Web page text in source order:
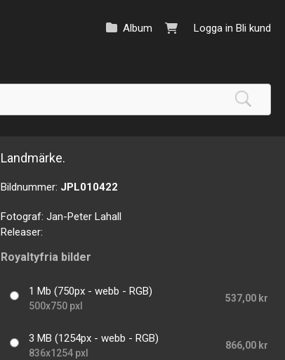
Logga in Bli kund
Album
Landmärke.
Bildnummer: JPL010422
Fotograf:Jan-Peter Lahall
Releaser:
Royaltyfria bilder
1 Mb (750px - webb - RGB)
500x750 pxl
537,00 kr
3 MB (1254px - webb - RGB)
836x1254 pxl
866,00 kr